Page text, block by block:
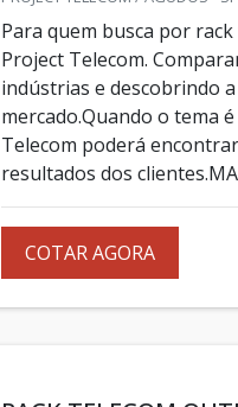
Para quem busca por
Project Telecom.
indústrias e descobrindo
mercado.Quando o tema
Telecom poderá
resultados dos
COTAR AGORA